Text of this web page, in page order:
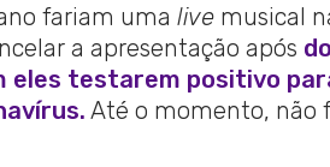
fariam uma livemusical
a apresentação após
eles testarem positivo
Até o momento, não